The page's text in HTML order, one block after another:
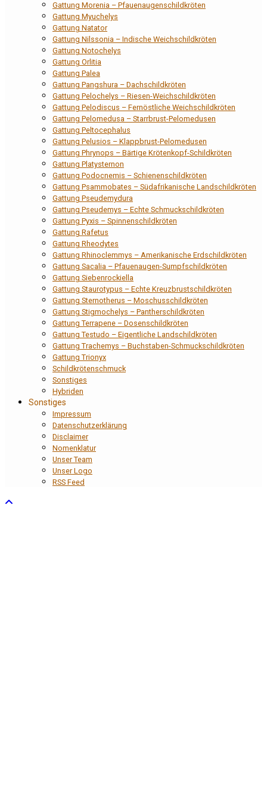
Gattung Morenia – Pfauenaugenschildkröten
Gattung Myuchelys
Gattung Natator
Gattung Nilssonia – Indische Weichschildkröten
Gattung Notochelys
Gattung Orlitia
Gattung Palea
Gattung Pangshura – Dachschildkröten
Gattung Pelochelys – Riesen-Weichschildkröten
Gattung Pelodiscus – Fernöstliche Weichschildkröten
Gattung Pelomedusa – Starrbrust-Pelomedusen
Gattung Peltocephalus
Gattung Pelusios – Klappbrust-Pelomedusen
Gattung Phrynops – Bärtige Krötenkopf-Schildkröten
Gattung Platysternon
Gattung Podocnemis – Schienenschildkröten
Gattung Psammobates – Südafrikanische Landschildkröten
Gattung Pseudemydura
Gattung Pseudemys – Echte Schmuckschildkröten
Gattung Pyxis – Spinnenschildkröten
Gattung Rafetus
Gattung Rheodytes
Gattung Rhinoclemmys – Amerikanische Erdschildkröten
Gattung Sacalia – Pfauenaugen-Sumpfschildkröten
Gattung Siebenrockiella
Gattung Staurotypus – Echte Kreuzbrustschildkröten
Gattung Sternotherus – Moschusschildkröten
Gattung Stigmochelys – Pantherschildkröten
Gattung Terrapene – Dosenschildkröten
Gattung Testudo – Eigentliche Landschildkröten
Gattung Trachemys – Buchstaben-Schmuckschildkröten
Gattung Trionyx
Schildkrötenschmuck
Sonstiges
Hybriden
Sonstiges
Impressum
Datenschutzerklärung
Disclaimer
Nomenklatur
Unser Team
Unser Logo
RSS Feed